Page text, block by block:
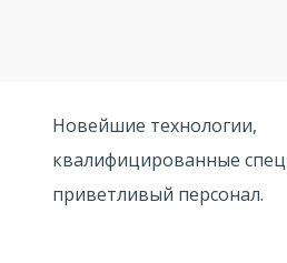
Новейшие технологии,
квалифицированные
приветливый персонал.